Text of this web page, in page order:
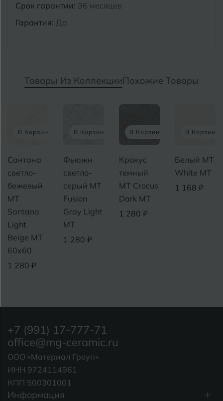
Срок гарантии: 36 месяцев
Гарантия: Да
Товары Из КоллекцииПохожие Товары
В Корзину
Сантана
светло-
бежевый
MT
Santana
Light
Beige MT
60x60
1 280 ₽
В Корзину
Фьюжн
светло-
серый MT
Fusion
Gray Light
МТ
1 280 ₽
В Корзину
Крокус
темный
MT Crocus
Dark MT
1 280 ₽
В Корзину
Белый MT
White MT
1 168 ₽
Информация
+7 (991) 17-777-71
office@mg-ceramic.ru
ООО «Материал Гроуп»
ИНН 9724114961
КПП 500301001